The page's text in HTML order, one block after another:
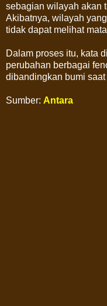
sebagian wilayah akan
Akibatnya, wilayah
tidak dapat melihat
Dalam proses itu, kata
perubahan berbagai
dibandingkan bumi
Sumber: Antara